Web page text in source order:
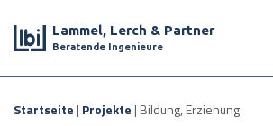
Lammel, Lerch & Partner
Beratende Ingenieure
Startseite | Projekte | Bildung, Erziehung